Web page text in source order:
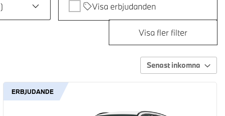
) Visa erbjudanden
Visa fler filter
Senast inkomna
ERBJUDANDE